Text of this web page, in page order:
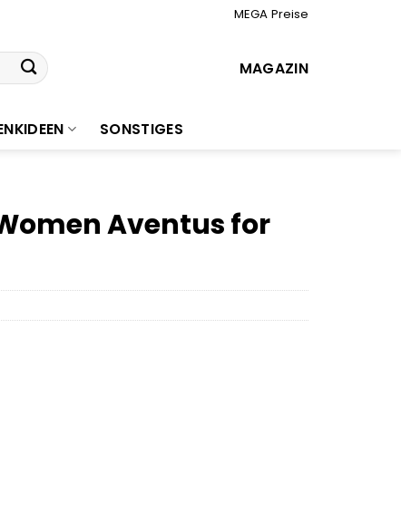
MEGA Preise
MAGAZIN
SONSTIGES
Aventus for